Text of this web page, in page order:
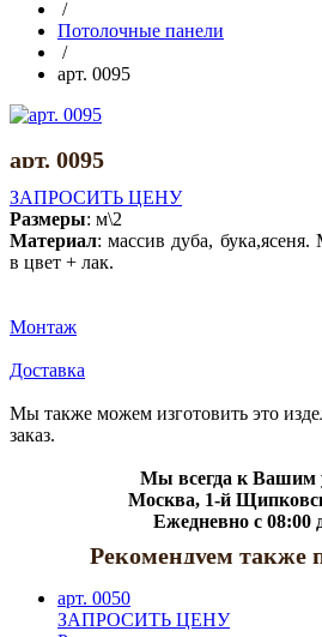
/
Потолочные панели
/
арт. 0095
арт. 0095
ЗАПРОСИТЬ ЦЕНУ
Размеры: м\2
Материал:массив дуба,
в цвет + лак.
Монтаж
Доставка
Мы также можем изготовить это
заказ.
Мы всегда к Вашим
Москва, 1-й
Ежедневно с 08:00
Рекомендуем также
арт. 0050
ЗАПРОСИТЬ ЦЕНУ